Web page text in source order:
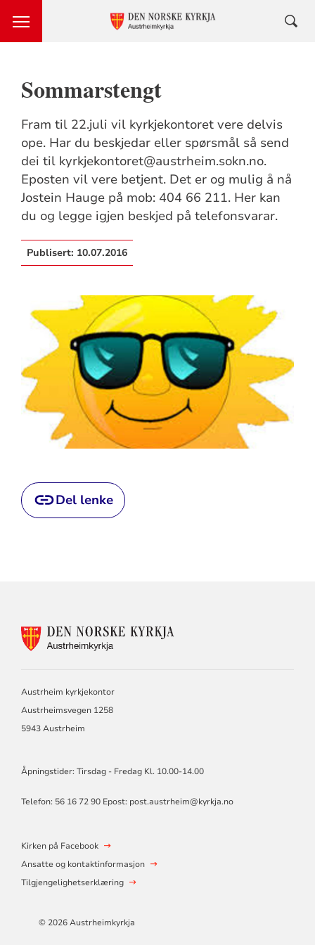
Sommarstengt
Fram til 22.juli vil kyrkjekontoret vere delvis
ope. Har du beskjedar eller spørsmål så send
dei til kyrkjekontoret@austrheim.sokn.no.
Eposten vil vere betjent. Det er og mulig å nå
Jostein Hauge på mob: 404 66 211. Her kan
du og legge igjen beskjed på telefonsvarar.
Publisert: 10.07.2016
Del lenke
Austrheim kyrkjekontor
Austrheimsvegen 1258
5943 Austrheim
Åpningstider: Tirsdag - Fredag Kl. 10.00-14.00
Telefon: 56 16 72 90 Epost: post.austrheim@kyrkja.no
Kirken på Facebook
Ansatte og kontaktinformasjon
Tilgjengelighetserklæring
© 2026 Austrheimkyrkja